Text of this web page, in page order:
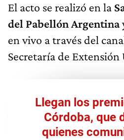
El acto se realizó en la
del Pabellón Argentina
en vivo a través del
Secretaría de
Llegan los
Córdoba, que
quienes